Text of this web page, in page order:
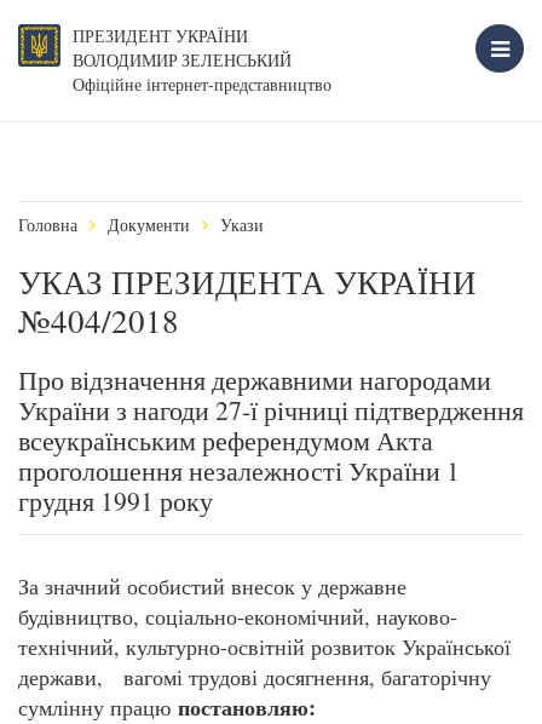
ПРЕЗИДЕНТ УКРАЇНИ
ВОЛОДИМИР ЗЕЛЕНСЬКИЙ
Офіційне інтернет-представництво
Головна Документи Укази
УКАЗ ПРЕЗИДЕНТА УКРАЇНИ
№404/2018
Про відзначення державними нагородами
України з нагоди 27-ї річниці підтвердження
всеукраїнським референдумом Акта
проголошення незалежності України 1
грудня 1991 року
За значний особистий внесок у державне
будівництво, соціально-економічний, науково-
технічний, культурно-освітній розвиток Української
держави, вагомі трудові досягнення, багаторічну
сумлінну працю постановляю: